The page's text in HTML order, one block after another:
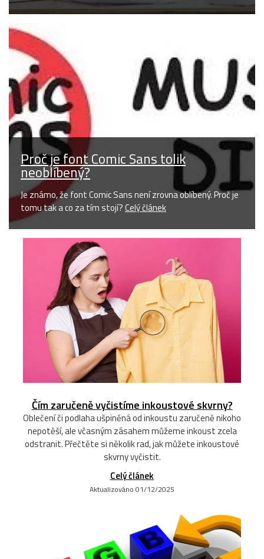
Proč je font Comic Sans tolik
neoblíbený?
Je známo, že font Comic Sans není zrovna oblíbený. Proč je
tomu tak a co za tím stojí?Celý článek
Čím zaručeně vyčistíme inkoustové skvrny?
Oblečení či podlaha ušpiněná od inkoustu zaručeně nikoho
nepotěší, ale včasným zásahem můžeme inkoust zcela
odstranit. Přečtěte si několik rad, jak můžete inkoustové
skvrny vyčistit.
Celý článek
Aktualizováno 01/12/2025